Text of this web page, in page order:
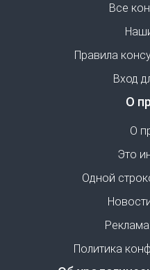
Все
Правила
Вход
О
О
Это
Одной
Политика